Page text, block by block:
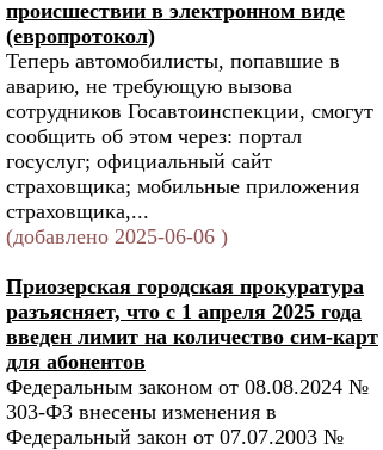
происшествии в электронном виде
(европротокол)
Теперь автомобилисты, попавшие в
аварию, не требующую вызова
сотрудников Госавтоинспекции, смогут
сообщить об этом через: портал
госуслуг; официальный сайт
страховщика; мобильные приложения
страховщика,...
(добавлено 2025-06-06 )
Приозерская городская прокуратура
разъясняет, что с 1 апреля 2025 года
введен лимит на количество сим-карт
для абонентов
Федеральным законом от 08.08.2024 №
303-ФЗ внесены изменения в
Федеральный закон от 07.07.2003 №